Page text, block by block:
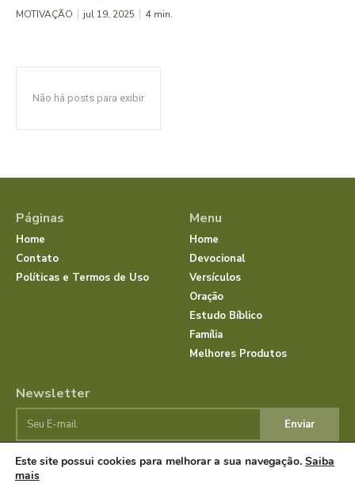
MOTIVAÇÃO jul 19, 2025 4 min.
Não há posts para exibir
Páginas
Home
Contato
Políticas e Termos de Uso
Menu
Home
Devocional
Versículos
Oração
Estudo Bíblico
Família
Melhores Produtos
Newsletter
Enviar
© Dias com Jesus 2025 | Todos os direitos reservados.
Este site possui cookies para melhorar a sua navegação. Saiba
mais